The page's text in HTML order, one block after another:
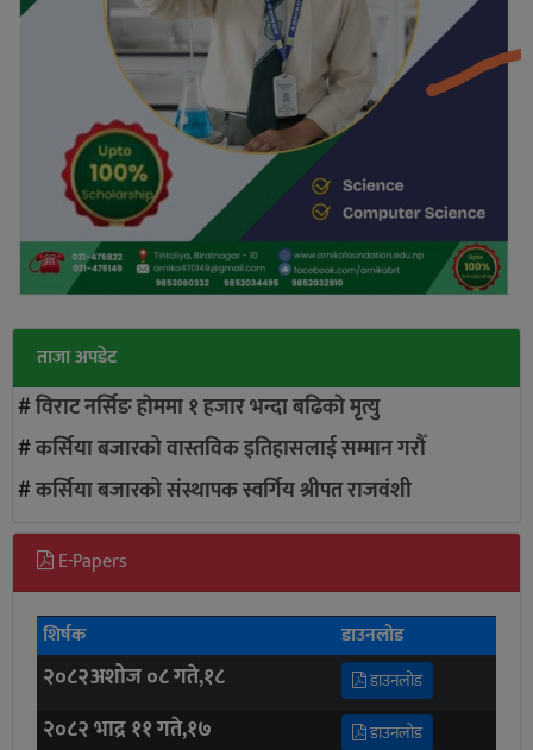
ताजा अपडेट
#विराट नर्सिङ हाेममा १ हजार भन्दा बढिकाे मृत्यु
#कर्सिया बजारको वास्तविक इतिहासलाई सम्मान गरौँ
#कर्सिया बजारको संस्थापक स्वर्गिय श्रीपत राजवंशी
E-Papers
शिर्षक डाउनलोड
२०८२अशोज ०८ गते,१८ डाउनलोड
२०८२ भाद्र ११ गते,१७ डाउनलोड